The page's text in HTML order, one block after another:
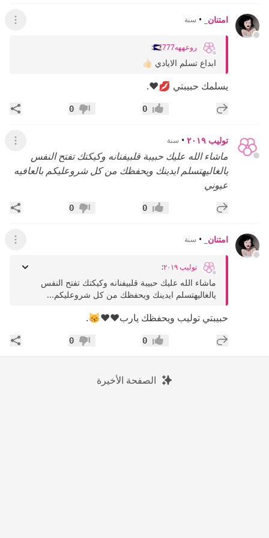
امتنان_ • سنة عرض
روعههه🇸🇦777 :
ابداع تسلم الايادي 👍🏻
يسلمك حبيبتي 💋♥️.
إضافة رد جديد إعجاب0 عدم إعجاب
0
توليب ٢٠١٩ • سنة عرض
ماشاء الله عليك حبيبة قلبيفنانه وكيكتك تفتح النفس
يالغاليهتسلم ايدينك ويحفظك من كل شر وعليكم بالعافيه
عيوني
إضافة رد جديد إعجاب0 عدم إعجاب
0
امتنان_ • سنة عرض
توليب ٢٠١٩ :
ماشاء الله عليك حبيبة قلبيفنانه وكيكتك تفتح النفس
يالغاليهتسلم ايدينك ويحفظك من كل شروعليكم...
حبيبتي توليب ويحفظك يارب♥️♥️😽.
إضافة رد جديد إعجاب0 عدم إعجاب
0
الصفحة الأخيرة